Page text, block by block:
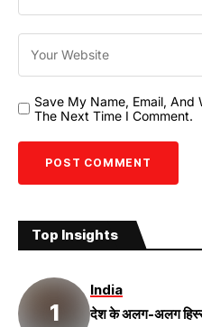
Save My Name, Email, And
The Next Time I Comment.
Top Insights
India
देश के अलग-अलग हिस्सों